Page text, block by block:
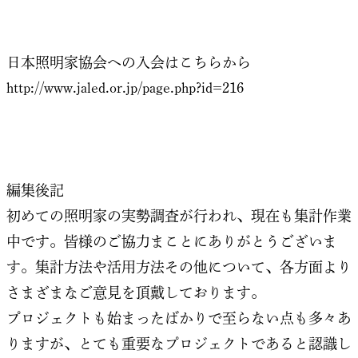
日本照明家協会への入会はこちらから
http://www.jaled.or.jp/page.php?id=216
編集後記
初めての照明家の実勢調査が行われ、現在も集計作業
中です。皆様のご協力まことにありがとうございま
す。集計方法や活用方法その他について、各方面より
さまざまなご意見を頂戴しております。
プロジェクトも始まったばかりで至らない点も多々あ
りますが、とても重要なプロジェクトであると認識し